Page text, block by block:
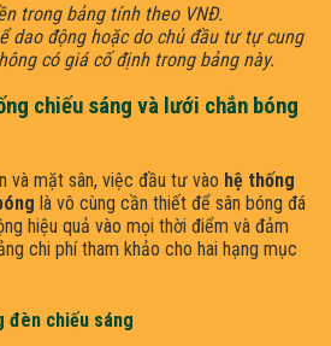
trong bảng tính theo VNĐ.
dao động hoặc do chủ đầu tư tự cung
có giá cố định trong bảng này.
chiếu sáng và lưới chắn bóng
và mặt sân, việc đầu tư vào hệ thống
là vô cùng cần thiết để sân bóng đá
hiệu quả vào mọi thời điểm và đảm
chi phí tham khảo cho hai hạng mục
đèn chiếu sáng